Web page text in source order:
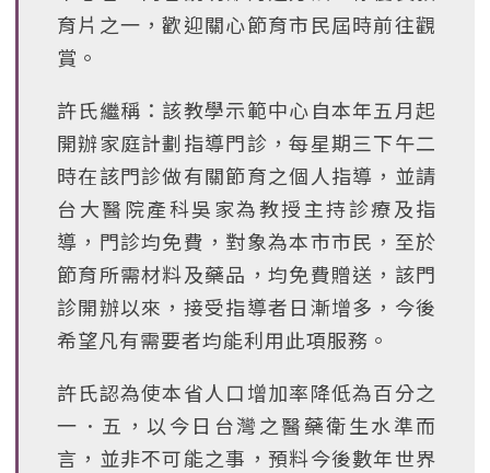
育片之一，歡迎關心節育市民屆時前往觀
賞。
許氏繼稱：該教學示範中心自本年五月起
開辦家庭計劃指導門診，每星期三下午二
時在該門診做有關節育之個人指導，並請
台大醫院產科吳家為教授主持診療及指
導，門診均免費，對象為本市市民，至於
節育所需材料及藥品，均免費贈送，該門
診開辦以來，接受指導者日漸增多，今後
希望凡有需要者均能利用此項服務。
許氏認為使本省人口增加率降低為百分之
一．五，以今日台灣之醫藥衛生水準而
言，並非不可能之事，預料今後數年世界